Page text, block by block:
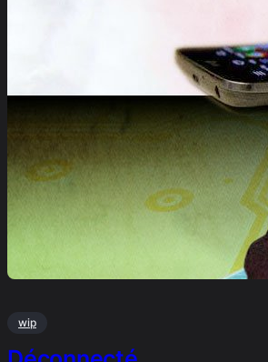
wip